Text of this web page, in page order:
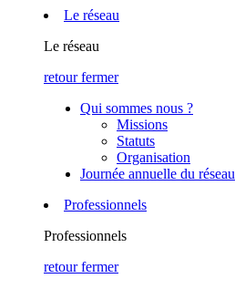
Le réseau
Le réseau
retour fermer
Qui sommes nous ?
Missions
Statuts
Organisation
Journée annuelle du réseau
Professionnels
Professionnels
retour fermer